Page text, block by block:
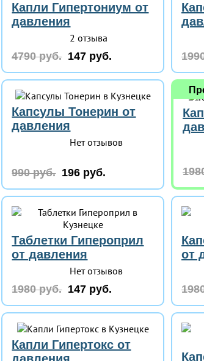
Капли Гипертониум от
давления
2 отзыва
4790 руб. 147 руб.
Капсулы Тонерин от
давления
Нет отзывов
990 руб. 196 руб.
Таблетки Гипероприл
от давления
Нет отзывов
1980 руб. 147 руб.
от
Капли Гипертокс от